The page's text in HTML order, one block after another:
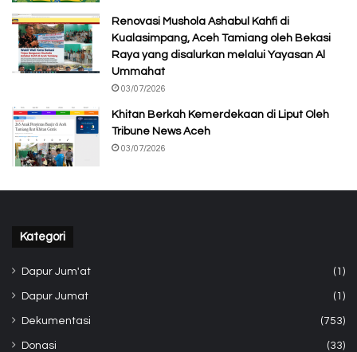
Renovasi Mushola Ashabul Kahfi di
Kualasimpang, Aceh Tamiang oleh Bekasi
Raya yang disalurkan melalui Yayasan Al
Ummahat
03/07/2026
Khitan Berkah Kemerdekaan di Liput Oleh
Tribune News Aceh
03/07/2026
Kategori
Dapur Jum'at (1)
Dapur Jumat (1)
Dekumentasi (753)
Donasi (33)